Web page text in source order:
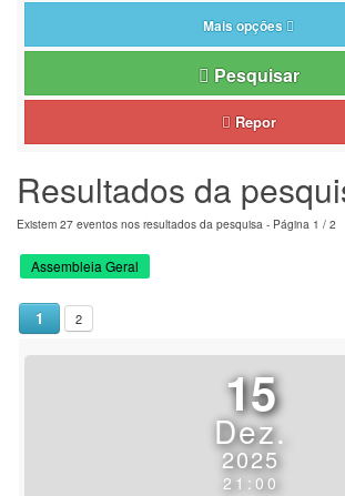
Mais opções
Pesquisar
Repor
Resultados da
Existem 27 eventos nos resultados da pesquisa - Página 1 / 2
Assembleia Geral
1 2
15
Dez.
2025
21:00